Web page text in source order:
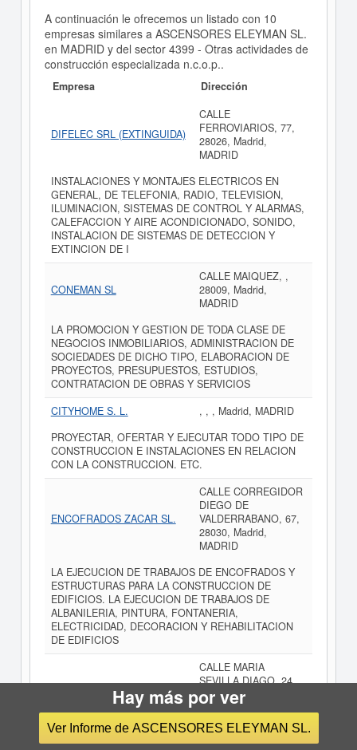
A continuación le ofrecemos un listado con 10
empresas similares a ASCENSORES ELEYMAN SL.
en MADRID y del sector 4399 - Otras actividades de
construcción especializada n.c.o.p..
Empresa Dirección
DIFELEC SRL (EXTINGUIDA)
CALLE
FERROVIARIOS, 77,
28026, Madrid,
MADRID
INSTALACIONES Y MONTAJES ELECTRICOS EN
GENERAL, DE TELEFONIA, RADIO, TELEVISION,
ILUMINACION, SISTEMAS DE CONTROL Y ALARMAS,
CALEFACCION Y AIRE ACONDICIONADO, SONIDO,
INSTALACION DE SISTEMAS DE DETECCION Y
EXTINCION DE I
CONEMAN SL
CALLE MAIQUEZ, ,
28009, Madrid,
MADRID
LA PROMOCION Y GESTION DE TODA CLASE DE
NEGOCIOS INMOBILIARIOS, ADMINISTRACION DE
SOCIEDADES DE DICHO TIPO, ELABORACION DE
PROYECTOS, PRESUPUESTOS, ESTUDIOS,
CONTRATACION DE OBRAS Y SERVICIOS
CITYHOME S. L.
, , , Madrid, MADRID
PROYECTAR, OFERTAR Y EJECUTAR TODO TIPO DE
CONSTRUCCION E INSTALACIONES EN RELACION
CON LA CONSTRUCCION. ETC.
ENCOFRADOS ZACAR SL.
CALLE CORREGIDOR
DIEGO DE
VALDERRABANO, 67,
28030, Madrid,
MADRID
LA EJECUCION DE TRABAJOS DE ENCOFRADOS Y
ESTRUCTURAS PARA LA CONSTRUCCION DE
EDIFICIOS. LA EJECUCION DE TRABAJOS DE
ALBANILERIA, PINTURA, FONTANERIA,
ELECTRICIDAD, DECORACION Y REHABILITACION
DE EDIFICIOS
TORCRES SL (EXTINGUIDA)
CALLE MARIA
SEVILLA DIAGO, 24,
28022, Madrid,
MADRID
REPRESENTACION, VENTA, INSTALACION DE REDES
Hay más por ver
Ver Informe de ASCENSORES ELEYMAN SL.